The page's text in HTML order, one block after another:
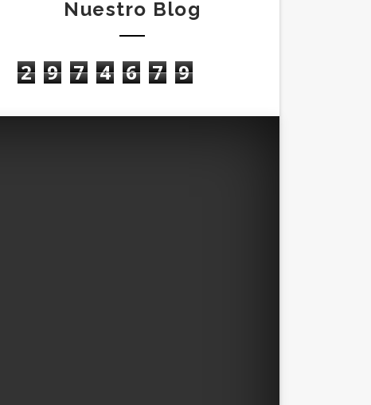
Nuestro Blog
2 9 7 4 6 7 9